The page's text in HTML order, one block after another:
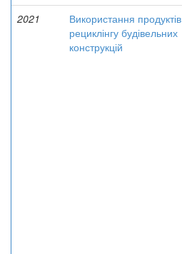
2021
Використання продуктів
рециклінгу будівельних
конструкцій